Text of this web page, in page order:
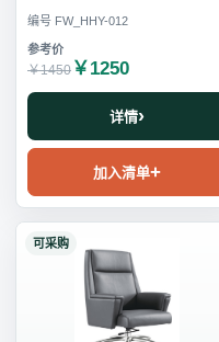
编号 FW_HHY-012
￥1450 ￥1250
详情
加入清单
可采购